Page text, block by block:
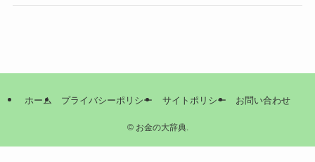
ホーム プライバシーポリシー サイトポリシー お問い合わせ
©お金の大辞典.